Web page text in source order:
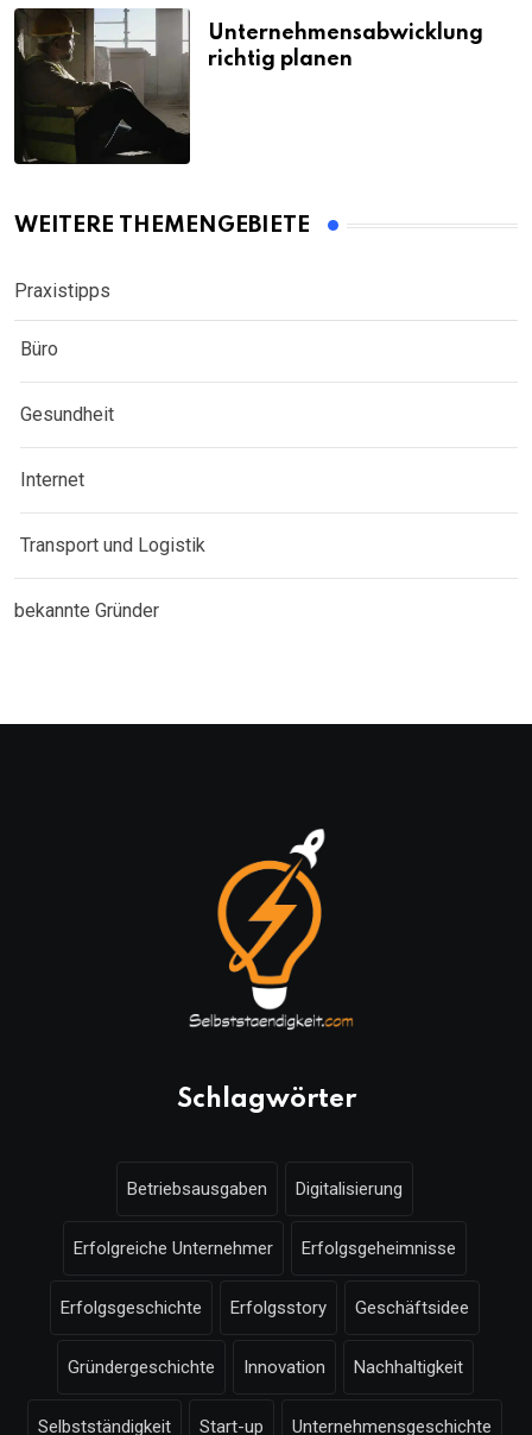
Unternehmensabwicklung
richtig planen
WEITERE THEMENGEBIETE
Praxistipps
Büro
Gesundheit
Internet
Transport und Logistik
bekannte Gründer
Schlagwörter
Betriebsausgaben Digitalisierung
Erfolgreiche Unternehmer Erfolgsgeheimnisse
Erfolgsgeschichte Erfolgsstory Geschäftsidee
Gründergeschichte Innovation Nachhaltigkeit
Selbstständigkeit Start-up Unternehmensgeschichte